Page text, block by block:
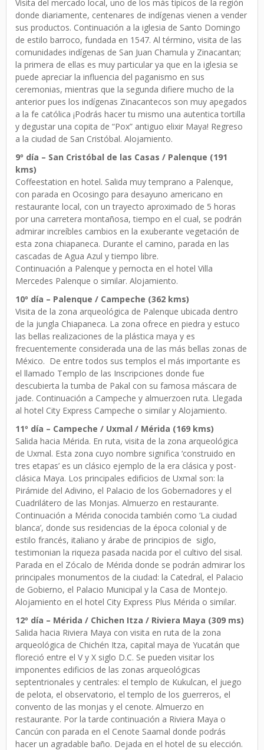
Visita del mercado local, uno de los más típicos de la región
donde diariamente, centenares de indígenas vienen a vender
sus productos. Continuación a la iglesia de Santo Domingo
de estilo barroco, fundada en 1547. Al término, visita de las
comunidades indígenas de San Juan Chamula y Zinacantan;
la primera de ellas es muy particular ya que en la iglesia se
puede apreciar la influencia del paganismo en sus
ceremonias, mientras que la segunda difiere mucho de la
anterior pues los indígenas Zinacantecos son muy apegados
a la fe católica ¡Podrás hacer tu mismo una autentica tortilla
y degustar una copita de “Pox” antiguo elixir Maya! Regreso
a la ciudad de San Cristóbal. Alojamiento.
9º día – San Cristóbal de las Casas / Palenque (191
kms)
Coffeestation en hotel. Salida muy temprano a Palenque,
con parada en Ocosingo para desayuno americano en
restaurante local, con un trayecto aproximado de 5 horas
por una carretera montañosa, tiempo en el cual, se podrán
admirar increíbles cambios en la exuberante vegetación de
esta zona chiapaneca. Durante el camino, parada en las
cascadas de Agua Azul y tiempo libre.
Continuación a Palenque y pernocta en el hotel Villa
Mercedes Palenque o similar. Alojamiento.
10º día – Palenque / Campeche (362 kms)
Visita de la zona arqueológica de Palenque ubicada dentro
de la jungla Chiapaneca. La zona ofrece en piedra y estuco
las bellas realizaciones de la plástica maya y es
frecuentemente considerada una de las más bellas zonas de
México. De entre todos sus templos el más importante es
el llamado Templo de las Inscripciones donde fue
descubierta la tumba de Pakal con su famosa máscara de
jade. Continuación a Campeche y almuerzoen ruta. Llegada
al hotel City Express Campeche o similar y Alojamiento.
11º día – Campeche / Uxmal / Mérida (169 kms)
Salida hacia Mérida. En ruta, visita de la zona arqueológica
de Uxmal. Esta zona cuyo nombre significa ‘construido en
tres etapas’ es un clásico ejemplo de la era clásica y post-
clásica Maya. Los principales edificios de Uxmal son: la
Pirámide del Adivino, el Palacio de los Gobernadores y el
Cuadrilátero de las Monjas. Almuerzo en restaurante.
Continuación a Mérida conocida también como ‘La ciudad
blanca’, donde sus residencias de la época colonial y de
estilo francés, italiano y árabe de principios de siglo,
testimonian la riqueza pasada nacida por el cultivo del sisal.
Parada en el Zócalo de Mérida donde se podrán admirar los
principales monumentos de la ciudad: la Catedral, el Palacio
de Gobierno, el Palacio Municipal y la Casa de Montejo.
Alojamiento en el hotel City Express Plus Mérida o similar.
12º día – Mérida / Chichen Itza / Riviera Maya (309 ms)
Salida hacia Riviera Maya con visita en ruta de la zona
arqueológica de Chichén Itza, capital maya de Yucatán que
floreció entre el V y X siglo D.C. Se pueden visitar los
imponentes edificios de las zonas arqueológicas
septentrionales y centrales: el templo de Kukulcan, el juego
de pelota, el observatorio, el templo de los guerreros, el
convento de las monjas y el cenote. Almuerzo en
restaurante. Por la tarde continuación a Riviera Maya o
Cancún con parada en el Cenote Saamal donde podrás
hacer un agradable baño. Dejada en el hotel de su elección.